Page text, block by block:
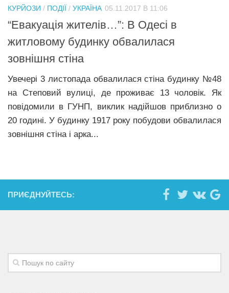
Схід
Прикарпаття
Економіка
Політика
Світ
Цікаво
Технології
Привітання
Здоров’я
Курйози
КУРЙОЗИ / ПОДІЇ / УКРАЇНА 05.11.2017 В 11:06
“Евакуація жителів…”: В Одесі в
житловому будинку обвалилася
зовнішня стіна
Увечері 3 листопада обвалилася стіна будинку №48
на Степовий вулиці, де проживає 13 чоловік. Як
повідомили в ГУНП, виклик надійшов приблизно о
20 годині. У будинку 1917 року побудови обвалилася
зовнішня стіна і арка...
ПРИЄДНУЙТЕСЬ: